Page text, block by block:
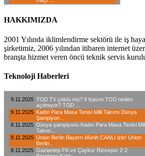
HAKKIMIZDA
2001 Yılında iklimlendirme sektörü ile iş
şirketimiz, 2006 yılından itibaren internet
branşta hizmet veren öncü teknik servis
Teknoloji Haberleri